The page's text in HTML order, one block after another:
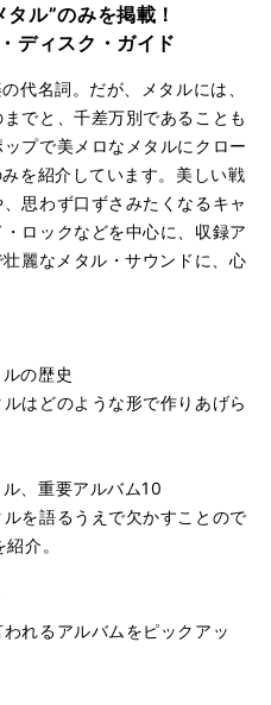
ル”のみを掲載！
ディスク・ガイド
代名詞。だが、メタルには、
でと、千差万別であることも
プで美メロなメタルにクロー
を紹介しています。美しい戦
思わず口ずさみたくなるキャ
ロックなどを中心に、収録ア
麗なメタル・サウンドに、心
の歴史
はどのような形で作りあげら
、重要アルバム10
を語るうえで欠かすことので
介。
れるアルバムをピックアッ